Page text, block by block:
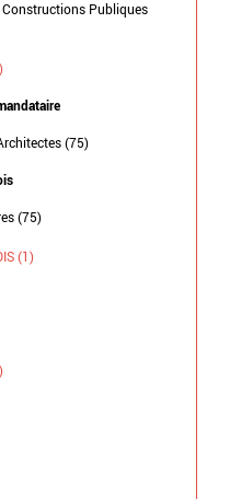
Publiques
(75)
(75)
(1)